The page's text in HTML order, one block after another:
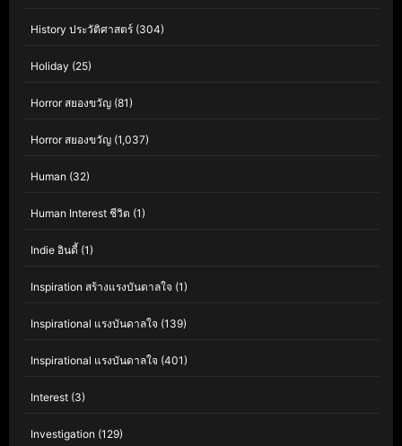
History ประวัติศาสตร์ (304)
Holiday (25)
Horror สยองขวัญ (81)
Horror สยองขวัญ (1,037)
Human (32)
Human Interest ชีวิต (1)
Indie อินดี้ (1)
Inspiration สร้างแรงบันดาลใจ (1)
Inspirational แรงบันดาลใจ (139)
Inspirational แรงบันดาลใจ (401)
Interest (3)
Investigation (129)